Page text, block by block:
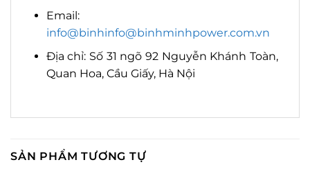
Email:
info@binhinfo@binhminhpower.com.vn
Địa chỉ: Số 31 ngõ 92 Nguyễn Khánh Toàn,
Quan Hoa, Cầu Giấy, Hà Nội
SẢN PHẨM TƯƠNG TỰ